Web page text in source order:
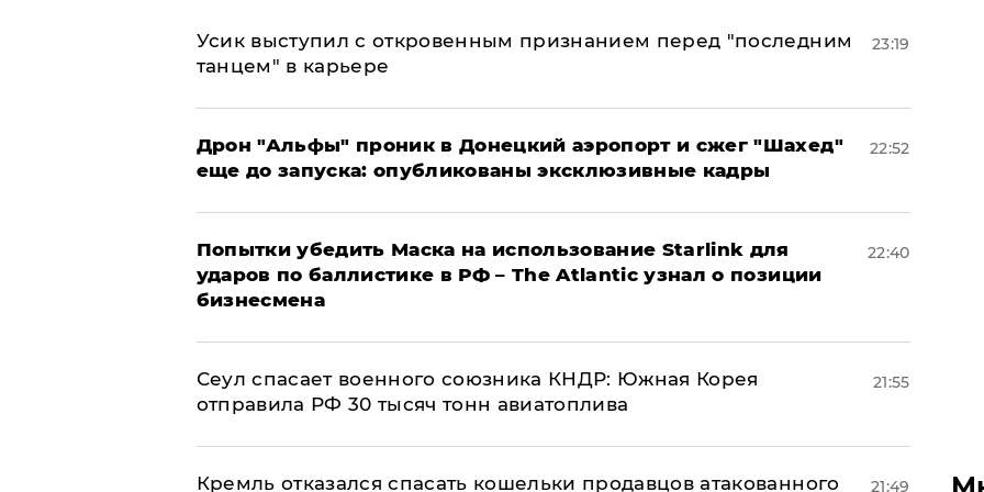
Усик выступил с откровенным признанием перед "последним
танцем" в карьере
23:19
Дрон "Альфы" проник в Донецкий аэропорт и сжег "Шахед"
еще до запуска: опубликованы эксклюзивные кадры
22:52
Попытки убедить Маска на использование Starlink для
ударов по баллистике в РФ – The Atlantic узнал о позиции
бизнесмена
22:40
​Сеул спасает военного союзника КНДР: Южная Корея
отправила РФ 30 тысяч тонн авиатоплива
21:55
Кремль отказался спасать кошельки продавцов атакованного 21:49